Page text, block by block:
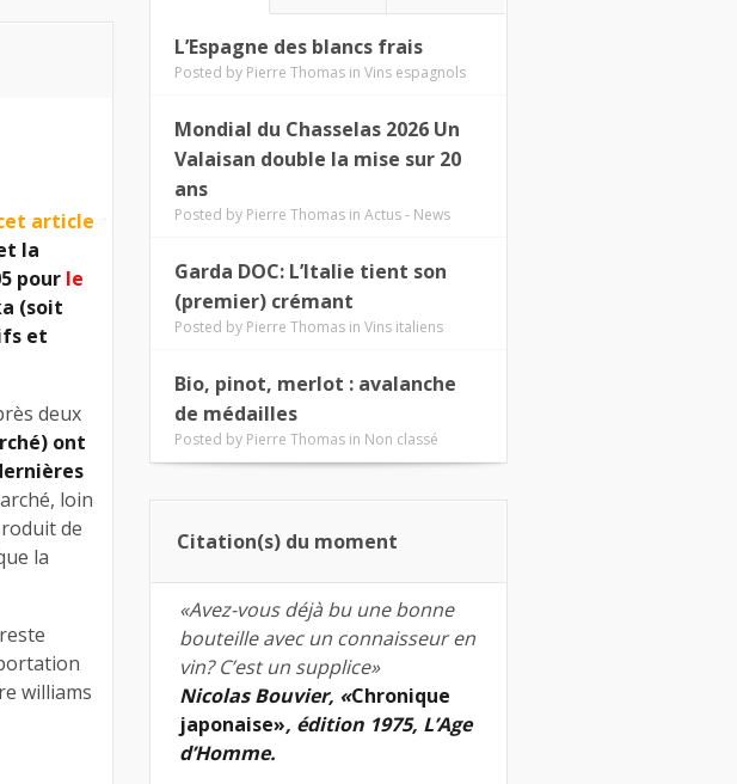
article
la
pour le
(soit
et
deux
ont
loin
de
la
williams
L’Espagne des blancs frais
Posted by Pierre Thomas in Vins espagnols
Mondial du Chasselas 2026 Un
Valaisan double la mise sur 20
ans
Posted by Pierre Thomas in Actus - News
Garda DOC: L’Italie tient son
(premier) crémant
Posted by Pierre Thomas in Vins italiens
Bio, pinot, merlot : avalanche
de médailles
Posted by Pierre Thomas in Non classé
Citation(s) du moment
«Avez-vous déjà bu une bonne
bouteille avec un connaisseur en
vin? C’est un supplice»
Nicolas Bouvier, «Chronique
japonaise», édition 1975, L’Age
d’Homme.